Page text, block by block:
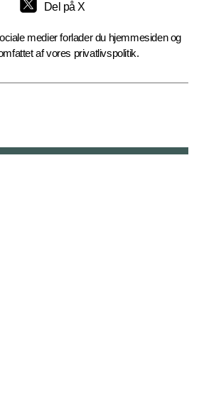
Del på X
medier forlader du hjemmesiden og
af vores privatlivspolitik.